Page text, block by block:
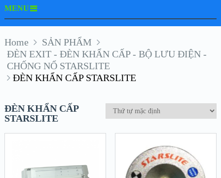
MENU
Home
SẢN PHẨM
ĐÈN EXIT - ĐÈN KHẨN CẤP - BỘ LƯU ĐIỆN -
CHỐNG NỔ STARSLITE
ĐÈN KHẨN CẤP STARSLITE
ĐÈN KHẨN CẤP
STARSLITE